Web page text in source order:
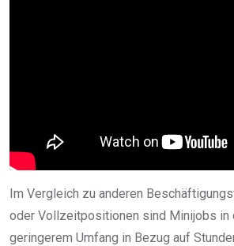
Im Vergleich zu anderen
oder Vollzeitpositionen sind Minijobs in
geringerem Umfang in Bezug auf